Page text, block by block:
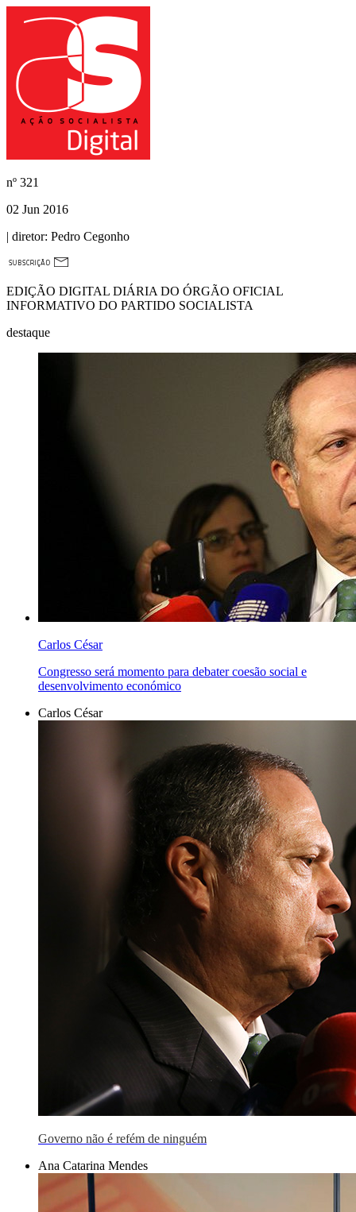
nº 321
02 Jun 2016
| diretor: Pedro Cegonho
EDIÇÃO DIGITAL DIÁRIA DO ÓRGÃO OFICIAL
INFORMATIVO DO PARTIDO SOCIALISTA
destaque
Carlos César
Congresso será momento para debater coesão social e
desenvolvimento económico
Carlos César
Governo não é refém de ninguém
Ana Catarina Mendes